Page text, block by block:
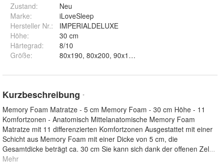
Zustand:
Neu
Marke:
iLoveSleep
Hersteller Nr.:
IMPERIALDELUXE
Höhe:
30 cm
Härtegrad:
8/10
Größe: 80x190, 80x200, 90x190, 90x200, 100x190,
Kurzbeschreibung *
Memory Foam Matratze - 5 cm Memory Foam - 30 cm Höhe - 11
Komfortzonen - Anatomisch Mittelanatomische Memory Foam
Matratze mit 11 differenzierten Komfortzonen Ausgestattet mit einer
Schicht aus Memory Foam mit einer Dicke von 5 cm, die
Gesamtdicke beträgt ca. 30 cm Sie kann sich dank der offenen Zel...
Mehr